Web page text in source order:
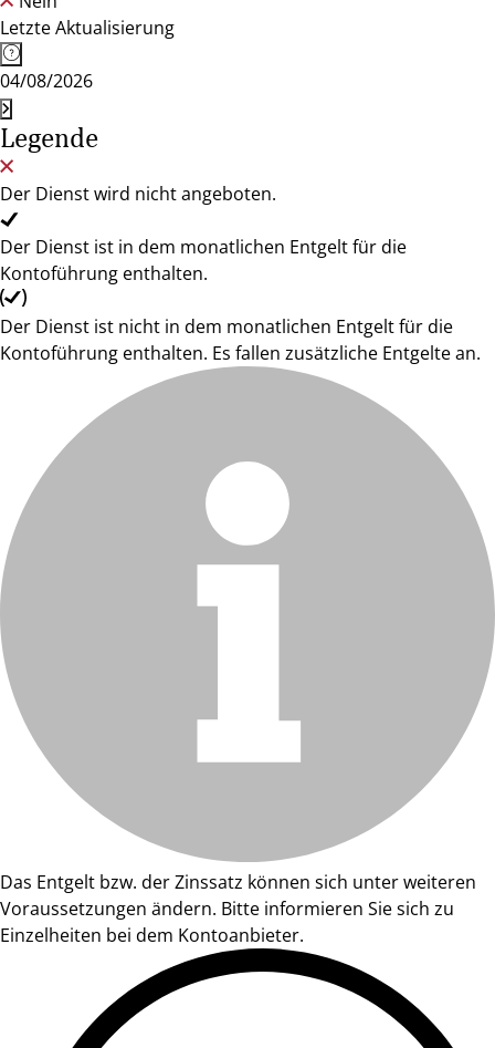
Letzte Aktualisierung
04/08/2026
Legende
Der Dienst wird nicht angeboten.
Der Dienst ist in dem monatlichen Entgelt für die
Kontoführung enthalten.
Der Dienst ist nicht in dem monatlichen Entgelt für die
Kontoführung enthalten. Es fallen zusätzliche Entgelte an.
Das Entgelt bzw. der Zinssatz können sich unter weiteren
Voraussetzungen ändern. Bitte informieren Sie sich zu
Einzelheiten bei dem Kontoanbieter.